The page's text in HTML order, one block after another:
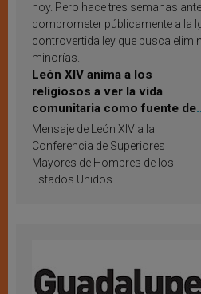
hoy. Pero hace tres semanas
comprometer públicamente a la
controvertida ley que busca
minorías.
León XIV anima a los
religiosos a ver la vida
comunitaria como fuente de
inspiración y santificación
Mensaje de León XIV a la
Conferencia de Superiores
Mayores de Hombres de los
Estados Unidos